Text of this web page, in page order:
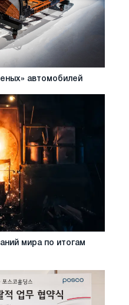
автомобилей
мира по итогам